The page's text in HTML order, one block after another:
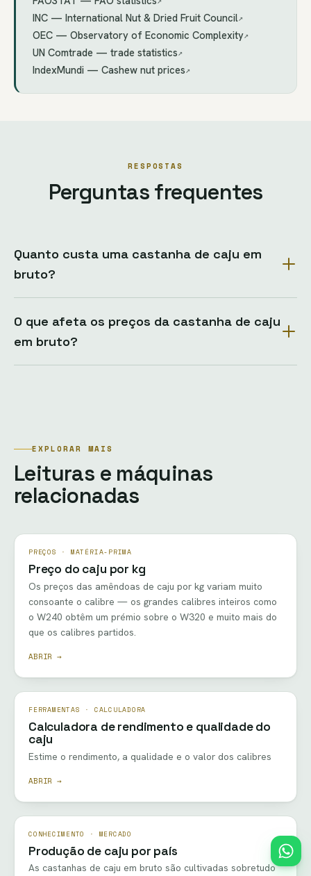
INC — International Nut & Dried Fruit Council↗
OEC — Observatory of Economic Complexity↗
UN Comtrade — trade statistics↗
IndexMundi — Cashew nut prices↗
RESPOSTAS
Perguntas frequentes
Quanto custa uma castanha de caju em
bruto?
O que afeta os preços da castanha de caju
em bruto?
EXPLORAR MAIS
Leituras e máquinas
relacionadas
PREÇOS · MATÉRIA-PRIMA
Preço do caju por kg
Os preços das amêndoas de caju por kg variam muito
consoante o calibre — os grandes calibres inteiros como
o W240 obtêm um prémio sobre o W320 e muito mais do
que os calibres partidos.
ABRIR →
FERRAMENTAS · CALCULADORA
Calculadora de rendimento e qualidade do
caju
Estime o rendimento, a qualidade e o valor dos calibres
ABRIR →
CONHECIMENTO · MERCADO
Produção de caju por país
As castanhas de caju em bruto são cultivadas sobretudo